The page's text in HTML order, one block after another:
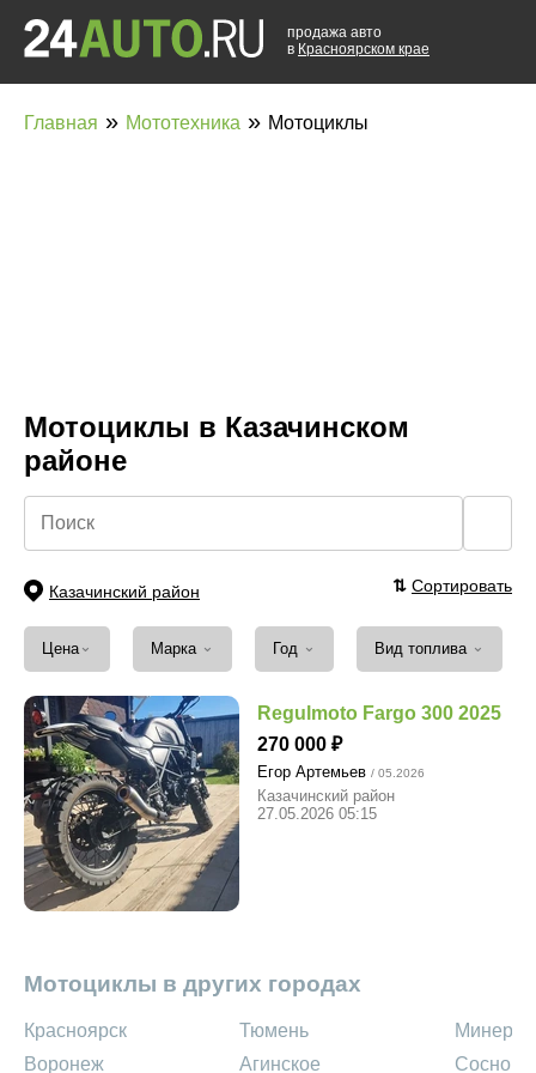
продажа авто
в Красноярском крае
Главная » Мототехника » Мотоциклы
Мотоциклы в Казачинском
районе
Казачинский район ⇅ Сортировать
Цена ⌄ Марка ⌄ Год ⌄ Вид топлива ⌄
Regulmoto Fargo 300 2025
270 000
Егор Артемьев / 05.2026
Казачинский район
27.05.2026 05:15
Мотоциклы в других городах
Красноярск
Воронеж
Тюмень
Агинское